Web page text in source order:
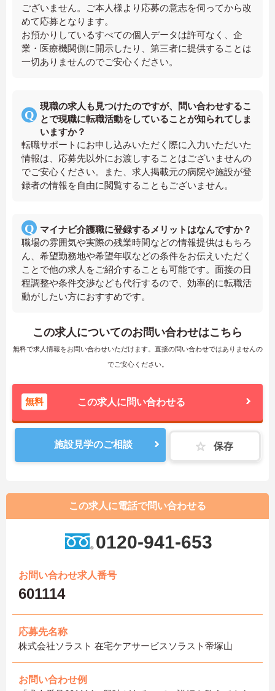
ございません。ご本人様より応募の意志を伺ってから改
めて応募となります。
お預かりしているすべての個人データは許可なく、企
業・医療機関側に開示したり、第三者に提供することは
一切ありませんのでご安心ください。
現職の求人も見つけたのですが、問い合わせするこ
とで現職に転職活動をしていることが知られてしま
いますか？
転職サポートにお申し込みいただく際に入力いただいた
情報は、応募先以外にお渡しすることはございませんの
でご安心ください。また、求人掲載元の病院や施設が登
録者の情報を自由に閲覧することもございません。
マイナビ介護職に登録するメリットはなんですか？
職場の雰囲気や実際の残業時間などの情報提供はもちろ
ん、希望勤務地や希望年収などの条件をお伝えいただく
ことで他の求人をご紹介することも可能です。面接の日
程調整や条件交渉なども代行するので、効率的に転職活
動がしたい方におすすめです。
この求人についてのお問い合わせはこちら
無料で求人情報をお問い合わせいただけます。直接の問い合わせではありませんの
でご安心ください。
無料 この求人に問い合わせる
施設見学のご相談 保存
この求人に電話で問い合わせる
0120-941-653
お問い合わせ求人番号
601114
応募先名称
株式会社ソラスト 在宅ケアサービスソラスト帝塚山
お問い合わせ例